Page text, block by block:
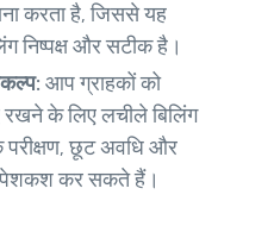
करता है, जिससे यह
निष्पक्ष और सटीक है।
आप ग्राहकों को
के लिए लचीले बिलिंग
छूट अवधि और
पेशकश कर सकते हैं।